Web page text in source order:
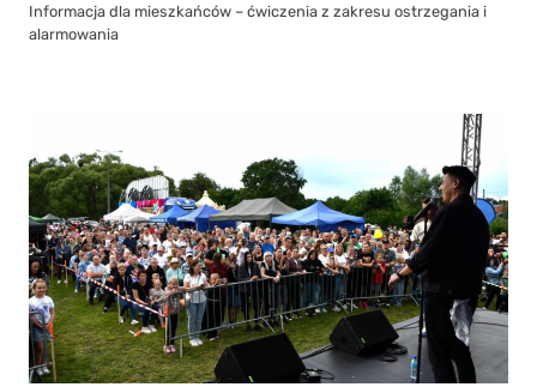
Informacja dla mieszkańców – ćwiczenia z zakresu ostrzegania i
alarmowania